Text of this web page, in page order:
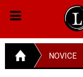
NOVICE